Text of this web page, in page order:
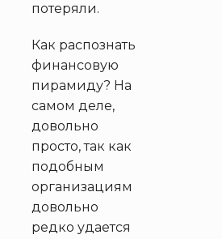
потеряли.
Как распознать
финансовую
пирамиду? На
самом деле,
довольно
просто, так как
подобным
организациям
довольно
редко удается